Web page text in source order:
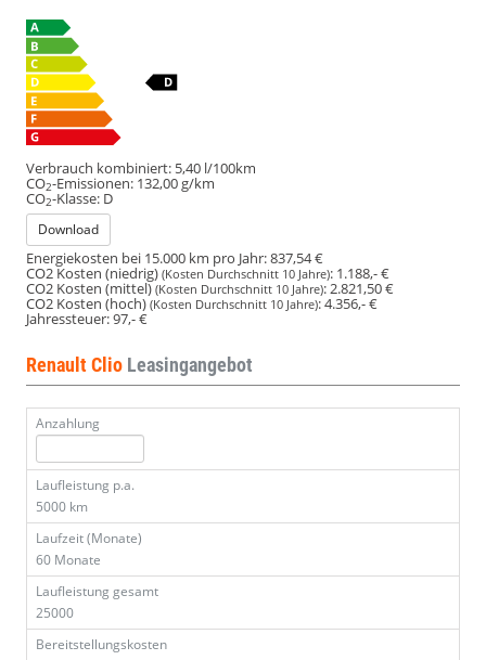
Verbrauch kombiniert: 5,40 l/100km
CO2-Emissionen: 132,00 g/km
CO2-Klasse: D
Download
Energiekosten bei 15.000 km pro Jahr:837,54 €
CO2 Kosten (niedrig) (Kosten Durchschnitt 10 Jahre): 1.188,- €
CO2 Kosten (mittel)(Kosten Durchschnitt 10 Jahre): 2.821,50 €
CO2 Kosten (hoch) (Kosten Durchschnitt 10 Jahre):4.356,- €
Jahressteuer:97,- €
Renault Clio Leasingangebot
Anzahlung
Laufleistung p.a.
5000 km
Laufzeit (Monate)
60 Monate
Laufleistung gesamt
25000
Bereitstellungskosten